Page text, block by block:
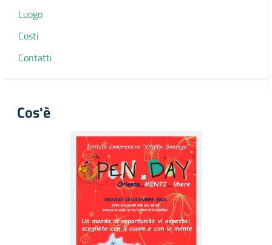
Luogo
Costi
Contatti
Cos'è